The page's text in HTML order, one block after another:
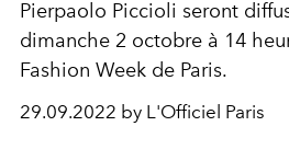
Pierpaolo Piccioli seront
dimanche 2 octobre à 14
Fashion Week de Paris.
29.09.2022 by L'Officiel Paris